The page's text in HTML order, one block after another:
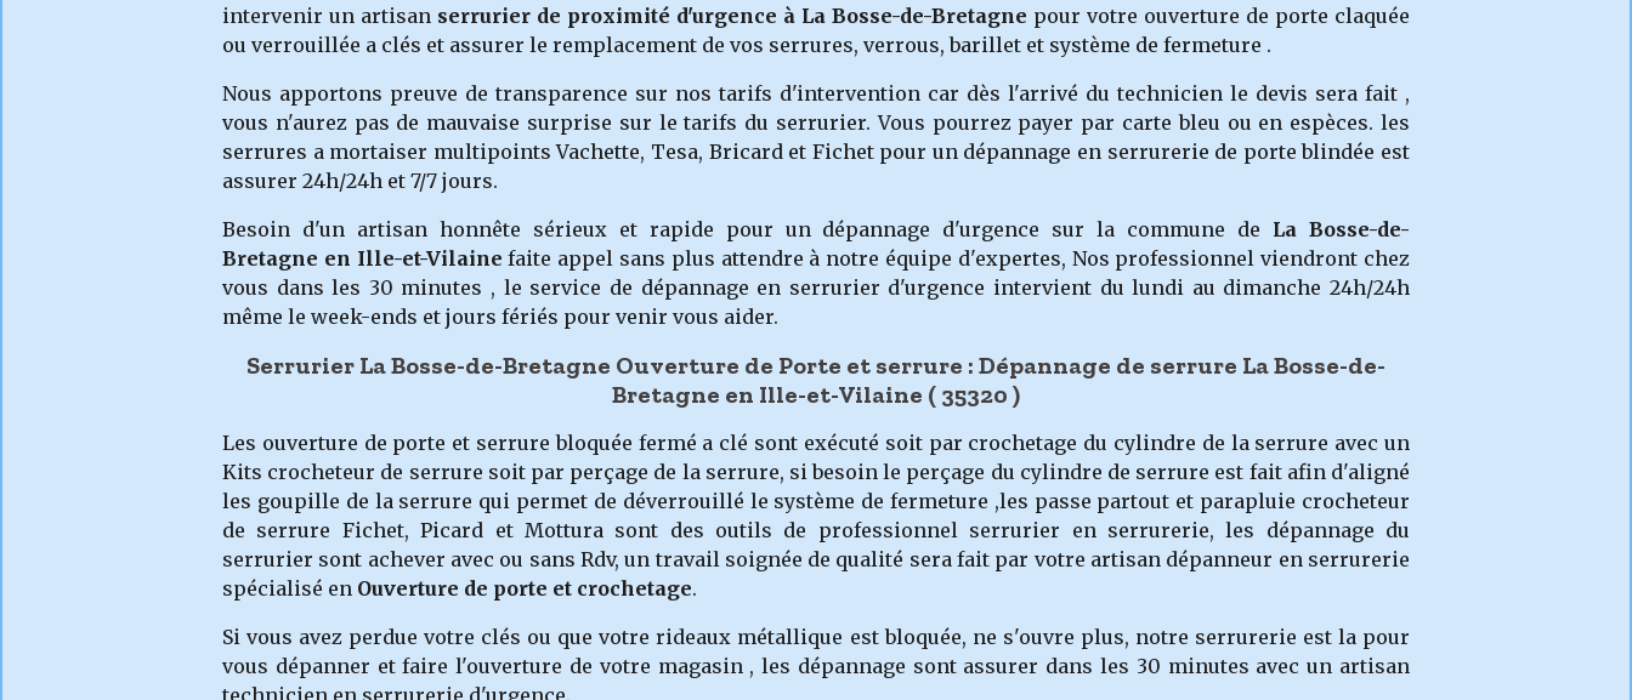
intervenir un artisan serrurier de proximité d'urgence à La Bosse-de-Bretagne pour votre ouverture de porte claquée
ou verrouillée a clés et assurer le remplacement de vos serrures, verrous, barillet et système de fermeture .
Nous apportons preuve de transparence sur nos tarifs d'intervention car dès l'arrivé du technicien le devis sera fait ,
vous n'aurez pas de mauvaise surprise sur le tarifs du serrurier. Vous pourrez payer par carte bleu ou en espèces. les
serrures a mortaiser multipoints Vachette, Tesa, Bricard et Fichet pour un dépannage en serrurerie de porte blindée est
assurer 24h/24h et 7/7 jours.
Besoin d'un artisan honnête sérieux et rapide pour un dépannage d'urgence sur la commune de La Bosse-de-
Bretagne en Ille-et-Vilaine faite appel sans plus attendre à notre équipe d'expertes, Nos professionnel viendront chez
vous dans les 30 minutes , le service de dépannage en serrurier d'urgence intervient du lundi au dimanche 24h/24h
même le week-ends et jours fériés pour venir vous aider.
Serrurier La Bosse-de-Bretagne Ouverture de Porte et serrure : Dépannage de serrure La Bosse-de-
Bretagne en Ille-et-Vilaine ( 35320 )
Les ouverture de porte et serrure bloquée fermé a clé sont exécuté soit par crochetage du cylindre de la serrure avec un
Kits crocheteur de serrure soit par perçage de la serrure, si besoin le perçage du cylindre de serrure est fait afin d'aligné
les goupille de la serrure qui permet de déverrouillé le système de fermeture ,les passe partout et parapluie crocheteur
de serrure Fichet, Picard et Mottura sont des outils de professionnel serrurier en serrurerie, les dépannage du
serrurier sont achever avec ou sans Rdv, un travail soignée de qualité sera fait par votre artisan dépanneur en serrurerie
spécialisé en Ouverture de porte et crochetage.
Si vous avez perdue votre clés ou que votre rideaux métallique est bloquée, ne s'ouvre plus, notre serrurerie est la pour
vous dépanner et faire l'ouverture de votre magasin , les dépannage sont assurer dans les 30 minutes avec un artisan
technicien en serrurerie d'urgence.